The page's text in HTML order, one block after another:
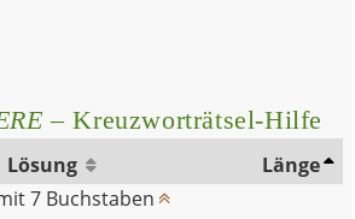
– Kreuzworträtsel-Hilfe
Lösung
Länge
7 Buchstaben